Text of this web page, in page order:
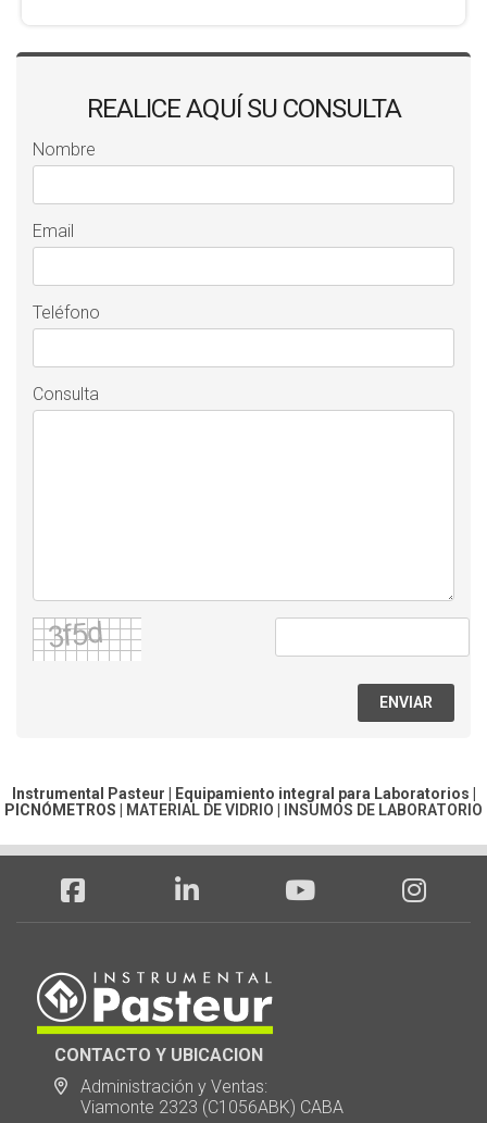
REALICE AQUÍ SU CONSULTA
Nombre
Email
Teléfono
Consulta
ENVIAR
Instrumental Pasteur | Equipamiento integral para Laboratorios |
PICNÓMETROS
MATERIAL DE VIDRIO INSUMOS DE LABORATORIO
CONTACTO Y UBICACION
Administración y Ventas:
Viamonte 2323 (C1056ABK) CABA